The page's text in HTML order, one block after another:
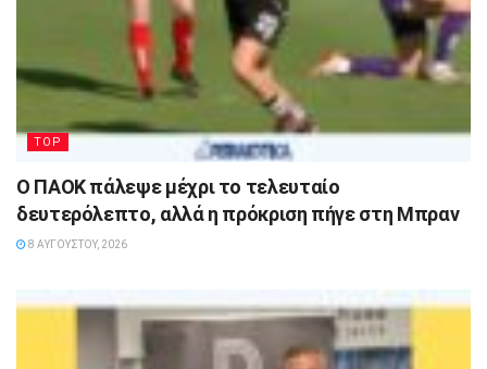
TOP
Ο ΠΑΟΚ πάλεψε μέχρι το τελευταίο
δευτερόλεπτο, αλλά η πρόκριση πήγε στη Μπραν
8 ΑΥΓΟΎΣΤΟΥ, 2026